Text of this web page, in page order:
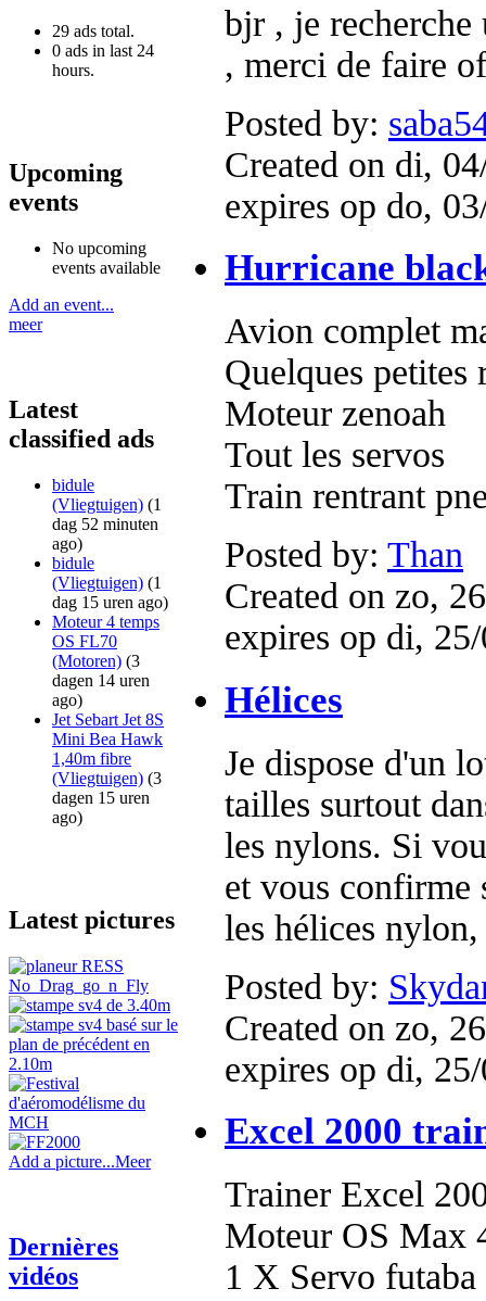
29 ads total.
0 ads in last 24
hours.
Upcoming
events
No upcoming
events available
Add an event...
meer
Latest
classified ads
bidule
(Vliegtuigen) (1
dag 52 minuten
ago)
bidule
(Vliegtuigen) (1
dag 15 uren ago)
Moteur 4 temps
OS FL70
(Motoren) (3
dagen 14 uren
ago)
Jet Sebart Jet 8S
Mini Bea Hawk
1,40m fibre
(Vliegtuigen) (3
dagen 15 uren
ago)
Latest pictures
Add a picture...Meer
Dernières
vidéos
bjr , je recherche
, merci de faire
Posted by:
Created on di,
expires op do,
Hurricane
Avion complet
Quelques petites
Moteur zenoah
Tout les servos
Train rentrant
Posted by: Than
Created on zo,
expires op di,
Hélices
Je dispose d'un
tailles surtout
les nylons. Si
et vous confirme
les hélices
Posted by:
Created on zo,
expires op di,
Excel 2000
Trainer Excel
Moteur OS Max
1 X Servo futaba